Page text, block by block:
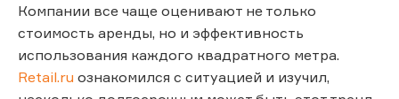
Компании все чаще оценивают не только
стоимость аренды, но и эффективность
использования каждого квадратного метра.
Retail.ru ознакомился с ситуацией и изучил,